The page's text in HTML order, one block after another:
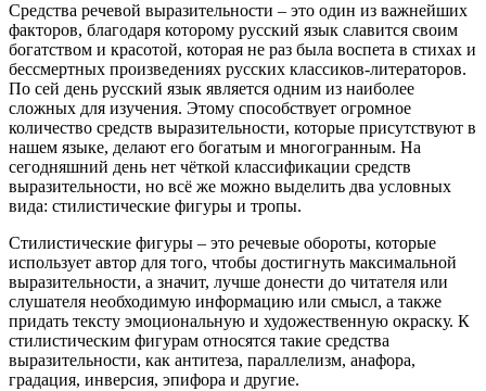
Средства речевой выразительности – это один из важнейших
факторов, благодаря которому русский язык славится своим
богатством и красотой, которая не раз была воспета в стихах и
бессмертных произведениях русских классиков-литераторов.
По сей день русский язык является одним из наиболее
сложных для изучения. Этому способствует огромное
количество средств выразительности, которые присутствуют в
нашем языке, делают его богатым и многогранным. На
сегодняшний день нет чёткой классификации средств
выразительности, но всё же можно выделить два условных
вида: стилистические фигуры и тропы.
Стилистические фигуры – это речевые обороты, которые
использует автор для того, чтобы достигнуть максимальной
выразительности, а значит, лучше донести до читателя или
слушателя необходимую информацию или смысл, а также
придать тексту эмоциональную и художественную окраску. К
стилистическим фигурам относятся такие средства
выразительности, как антитеза, параллелизм, анафора,
градация, инверсия, эпифора и другие.